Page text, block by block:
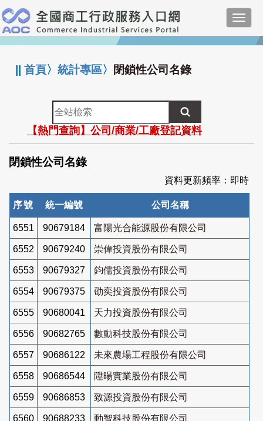
跳
到
主
要
:::
||首頁〉統計專區〉 閉鎖性公司名錄
全
站
檢
索
【熱門查詢】公司/商業/工廠登記資料
閉鎖性公司名錄
資料更新頻率：即時
序號 統一編號 公司名稱
6551 90679184 富陽光合能源股份有限公司
6552 90679240 崇偉投資股份有限公司
6553 90679327 鈞儒投資股份有限公司
6554 90679375 劭奕投資股份有限公司
6555 90680041 天力投資股份有限公司
6556 90682765 數動科技股份有限公司
6557 90686122 未來農場工程股份有限公司
6558 90686544 陞暘實業股份有限公司
6559 90686853 致源投資股份有限公司
6560 90688233 動智科技股份有限公司